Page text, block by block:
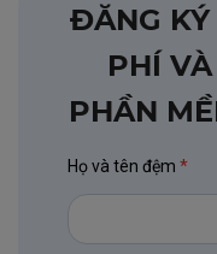
ĐĂNG KÝ
PHÍ
PHẦN
Họ và tên đệm *